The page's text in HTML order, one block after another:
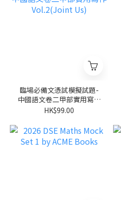
臨場必備文憑試模擬試題-
中國語文卷二甲部實用寫作
Vol.2(Joint Us)
HK$99.00